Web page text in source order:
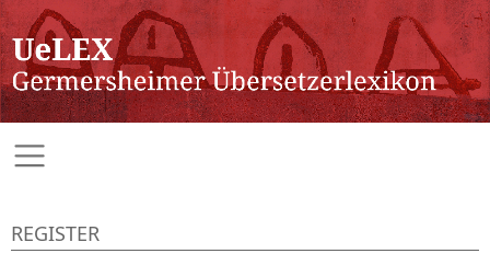
REGISTER